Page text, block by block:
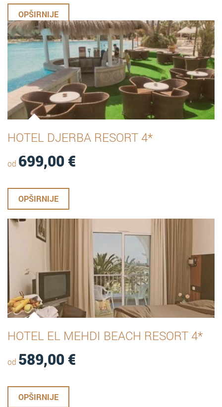
OPŠIRNIJE
HOTEL DJERBA RESORT 4*
od 699,00€
OPŠIRNIJE
HOTEL EL MEHDI BEACH RESORT 4*
od 589,00€
OPŠIRNIJE